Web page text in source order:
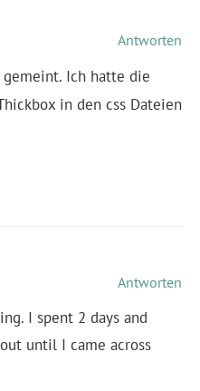
Antworten
gemeint. Ich hatte die
in den css Dateien
Antworten
I spent 2 days and
until I came across